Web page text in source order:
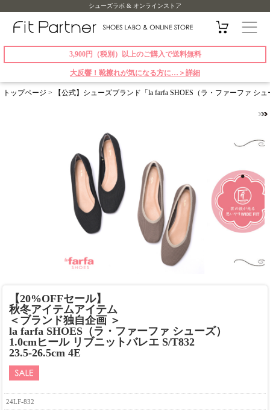
シューズラボ & オンラインストア
3,900円（税別）以上のご購入で送料無料
大反響！靴擦れが気になる方に…＞詳細
トップページ > 【公式】シューズブランド「la farfa SHOES（ラ・ファーファ シ
【20%OFFセール】
秋冬アイテムアイテム
＜ブランド独自企画 ＞
la farfa SHOES（ラ・ファーファ シューズ）
1.0cmヒール リブニットバレエ S/T832
23.5-26.5cm 4E
24LF-832